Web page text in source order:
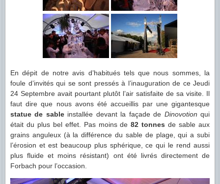
En dépit de notre avis d’habitués tels que nous sommes, la
foule d’invités qui se sont pressés à l’inauguration de ce Jeudi
24 Septembre avait pourtant plutôt l’air satisfaite de sa visite. Il
faut dire que nous avons été accueillis par une gigantesque
statue de sableinstallée devant la façade de Dinovotion qui
était du plus bel effet. Pas moins de82 tonnes de sable aux
grains anguleux (à la différence du sable de plage, qui a subi
l’érosion et est beaucoup plus sphérique, ce qui le rend aussi
plus fluide et moins résistant) ont été livrés directement de
Forbach pour l’occasion.